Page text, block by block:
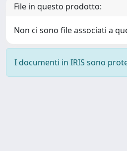
File in questo prodotto:
Non ci sono file associati a
I documenti in IRIS sono